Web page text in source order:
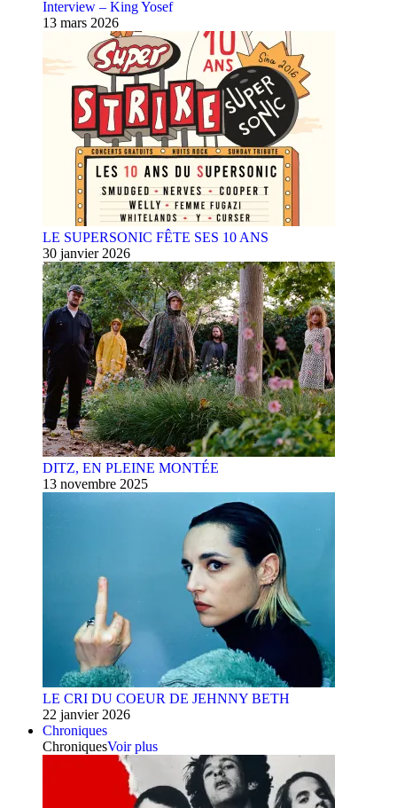
Interview – King Yosef
13 mars 2026
LE SUPERSONIC FÊTE SES 10 ANS
30 janvier 2026
DITZ, EN PLEINE MONTÉE
13 novembre 2025
LE CRI DU COEUR DE JEHNNY BETH
22 janvier 2026
Chroniques
ChroniquesVoir plus